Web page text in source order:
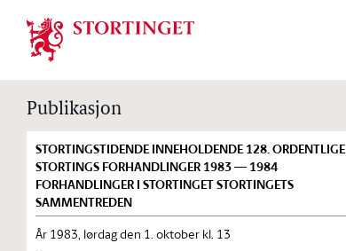
Stortinget.no
Publikasjon
STORTINGSTIDENDE INNEHOLDENDE 128. ORDENTLIGE
STORTINGS FORHANDLINGER 1983 — 1984
FORHANDLINGER I STORTINGET STORTINGETS
SAMMENTREDEN
År 1983, lørdag den 1. oktober kl. 13